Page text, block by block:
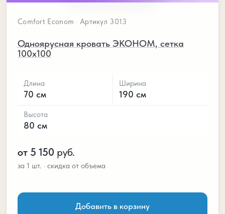
Comfort Econom · Артикул 3013
Одноярусная кровать ЭКОНОМ, сетка
100х100
Длина
70 см
Ширина
190 см
Высота
80 см
от 5 150 руб.
Добавить в корзину